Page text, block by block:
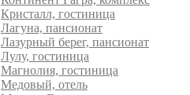
Кристалл, гостиница
Лагуна, пансионат
Лазурный берег, пансионат
Лулу, гостиница
Магнолия, гостиница
Медовый, отель